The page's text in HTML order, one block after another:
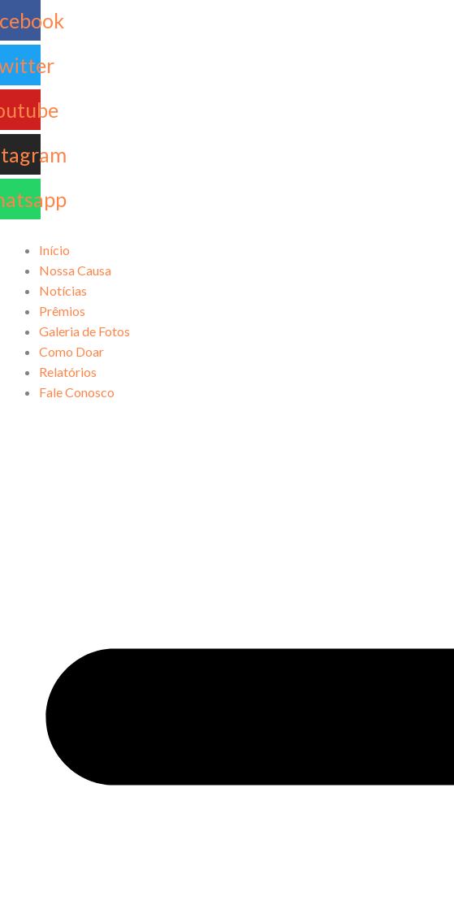
para
o
conteúdo
Início
Nossa Causa
Notícias
Prêmios
Galeria de Fotos
Como Doar
Relatórios
Fale Conosco